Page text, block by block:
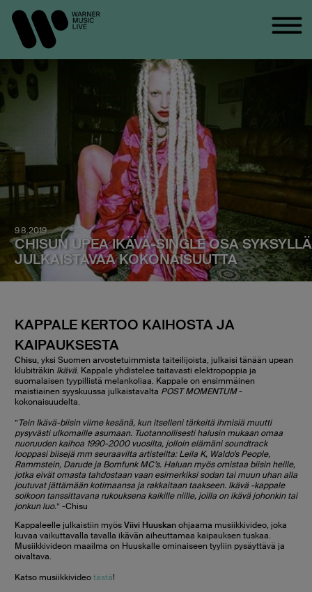
9.8.2019
CHISUN UPEA IKÄVÄ-SINGLE OSA SYKSYLLÄ
JULKAISTAVAA KOKONAISUUTTA
KAPPALE KERTOO KAIHOSTA JA
KAIPAUKSESTA
Chisu, yksi Suomen arvostetuimmista taiteilijoista, julkaisi tänään upean
klubiträkin Ikävä. Kappale yhdistelee taitavasti elektropoppia ja
suomalaisen tyypillistä melankoliaa. Kappale on ensimmäinen
maistiainen syyskuussa julkaistavalta POST MOMENTUM-
kokonaisuudelta.
”Tein Ikävä-biisin viime kesänä, kun itselleni tärkeitä ihmisiä muutti
pysyvästi ulkomaille asumaan. Tuotannollisesti halusin mukaan omaa
nuoruuden kaihoa 1990-2000 vuosilta, jolloin elämäni soundtrack
looppasi biisejä mm seuraavilta artisteilta: Leila K, Waldo’s People,
Rammstein, Darude ja Bomfunk MC’s. Haluan myös omistaa biisin heille,
jotka eivät omasta tahdostaan vaan esimerkiksi sodan tai muun uhan alla
joutuvat jättämään kotimaansa ja rakkaitaan taakseen. Ikävä -kappale
soikoon tanssittavana rukouksena kaikille niille, joilla on ikävä johonkin tai
jonkun luo.” -Chisu
Kappaleelle julkaistiin myösViivi Huuskanohjaama musiikkivideo, joka
kuvaa vaikuttavalla tavalla ikävän aiheuttamaa kaipauksen tuskaa.
Musiikkivideon maailma on Huuskalle ominaiseen tyyliin pysäyttävä ja
oivaltava.
Katso musiikkivideotästä!